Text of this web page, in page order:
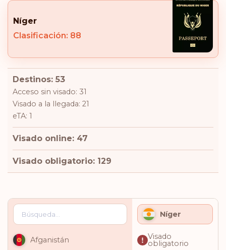
Níger
Clasificación: 88
Destinos: 53
Acceso sin visado: 31
Visado a la llegada: 21
eTA: 1
Visado online: 47
Visado obligatorio: 129
Níger
Afganistán Visado
obligatorio